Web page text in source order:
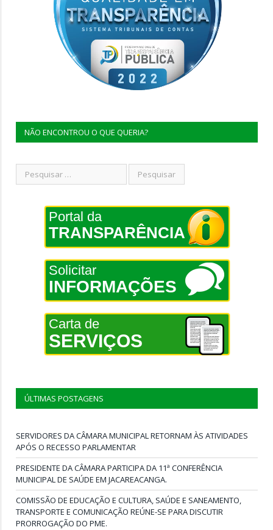
NÃO ENCONTROU O QUE QUERIA?
Portal da
TRANSPARÊNCIA
Solicitar
INFORMAÇÕES
Carta de
SERVIÇOS
ÚLTIMAS POSTAGENS
SERVIDORES DA CÂMARA MUNICIPAL RETORNAM ÀS ATIVIDADES
APÓS O RECESSO PARLAMENTAR
PRESIDENTE DA CÂMARA PARTICIPA DA 11ª CONFERÊNCIA
MUNICIPAL DE SAÚDE EM JACAREACANGA.
COMISSÃO DE EDUCAÇÃO E CULTURA, SAÚDE E SANEAMENTO,
TRANSPORTE E COMUNICAÇÃO REÚNE-SE PARA DISCUTIR
PRORROGAÇÃO DO PME.